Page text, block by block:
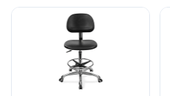
med PU-ryggstöd
& armstöd
justerbar fotring &
5-stjärnig bas för
laboratorier